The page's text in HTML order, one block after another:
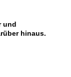
und
hinaus.